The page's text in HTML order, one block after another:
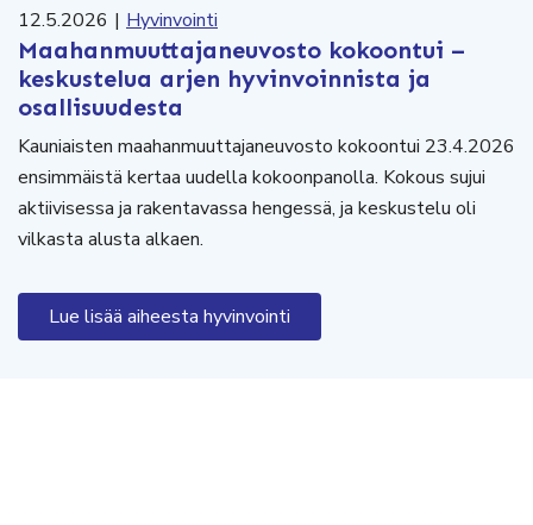
12.5.2026 | Hyvinvointi
Maahanmuuttajaneuvosto kokoontui –
keskustelua arjen hyvinvoinnista ja
osallisuudesta
Kauniaisten maahanmuuttajaneuvosto kokoontui 23.4.2026
ensimmäistä kertaa uudella kokoonpanolla. Kokous sujui
aktiivisessa ja rakentavassa hengessä, ja keskustelu oli
vilkasta alusta alkaen.
Lue lisää aiheesta hyvinvointi